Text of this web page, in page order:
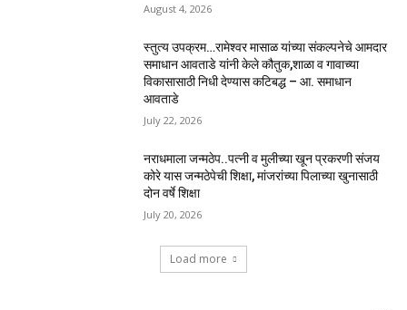
August 4, 2026
स्तुत्य उपक्रम…रामेश्वर मासाळ यांच्या संकल्पनेचे आमदार
समाधान आवताडे यांनी केले कौतुक,शाळा व गावाच्या
विकासासाठी निधी देण्यास कटिबद्ध – आ. समाधान
आवताडे
July 22, 2026
नराधमाला जन्मठेप..पत्नी व मुलीच्या खून प्रकरणी संजय
कोरे यास जन्मठेपेची शिक्षा, मांजरांच्या पिलाच्या खुनासाठी
दोन वर्षे शिक्षा
July 20, 2026
Load more